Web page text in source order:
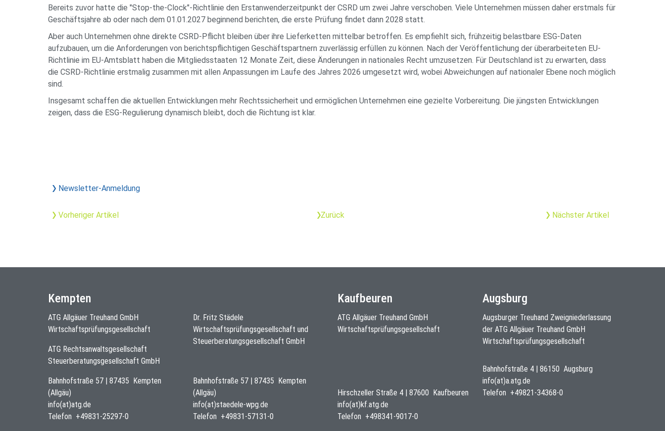
Bereits zuvor hatte die "Stop-the-Clock"-Richtlinie den Erstanwenderzeitpunkt der CSRD um zwei Jahre verschoben. Viele Unternehmen müssen daher erstmals für
Geschäftsjahre ab oder nach dem 01.01.2027 beginnend berichten, die erste Prüfung findet dann 2028 statt.
Aber auch Unternehmen ohne direkte CSRD-Pflicht bleiben über ihre Lieferketten mittelbar betroffen. Es empfiehlt sich, frühzeitig belastbare ESG-Daten
aufzubauen, um die Anforderungen von berichtspflichtigen Geschäftspartnern zuverlässig erfüllen zu können. Nach der Veröffentlichung der überarbeiteten EU-
Richtlinie im EU-Amtsblatt haben die Mitgliedsstaaten 12 Monate Zeit, diese Änderungen in nationales Recht umzusetzen. Für Deutschland ist zu erwarten, dass
die CSRD-Richtlinie erstmalig zusammen mit allen Anpassungen im Laufe des Jahres 2026 umgesetzt wird, wobei Abweichungen auf nationaler Ebene noch möglich
sind.
Insgesamt schaffen die aktuellen Entwicklungen mehr Rechtssicherheit und ermöglichen Unternehmen eine gezielte Vorbereitung. Die jüngsten Entwicklungen
zeigen, dass die ESG-Regulierung dynamisch bleibt, doch die Richtung ist klar.
Newsletter-Anmeldung
Vorheriger Artikel Zurück Nächster Artikel
Kempten
ATG Allgäuer Treuhand GmbH
Wirtschaftsprüfungsgesellschaft
ATG Rechtsanwaltsgesellschaft
Steuerberatungsgesellschaft GmbH
Bahnhofstraße 57 87435
Kempten
(Allgäu)
info(at)atg.de
Telefon +49831-25297-0
Dr. Fritz Städele
Wirtschaftsprüfungsgesellschaft und
Steuerberatungsgesellschaft GmbH
Bahnhofstraße 57| 87435
Kempten
(Allgäu)
info(at)staedele-wpg.de
Telefon +49831-57131-0
Kaufbeuren
ATG Allgäuer Treuhand GmbH
Wirtschaftsprüfungsgesellschaft
Hirschzeller Straße 4 87600
Kaufbeuren
info(at)kf.atg.de
Telefon +498341-9017-0
Augsburg
Augsburger Treuhand Zweigniederlassung
der ATG Allgäuer Treuhand GmbH
Wirtschaftsprüfungsgesellschaft
Bahnhofstraße 4| 86150 Augsburg
info(at)a.atg.de
Telefon +49821-34368-0